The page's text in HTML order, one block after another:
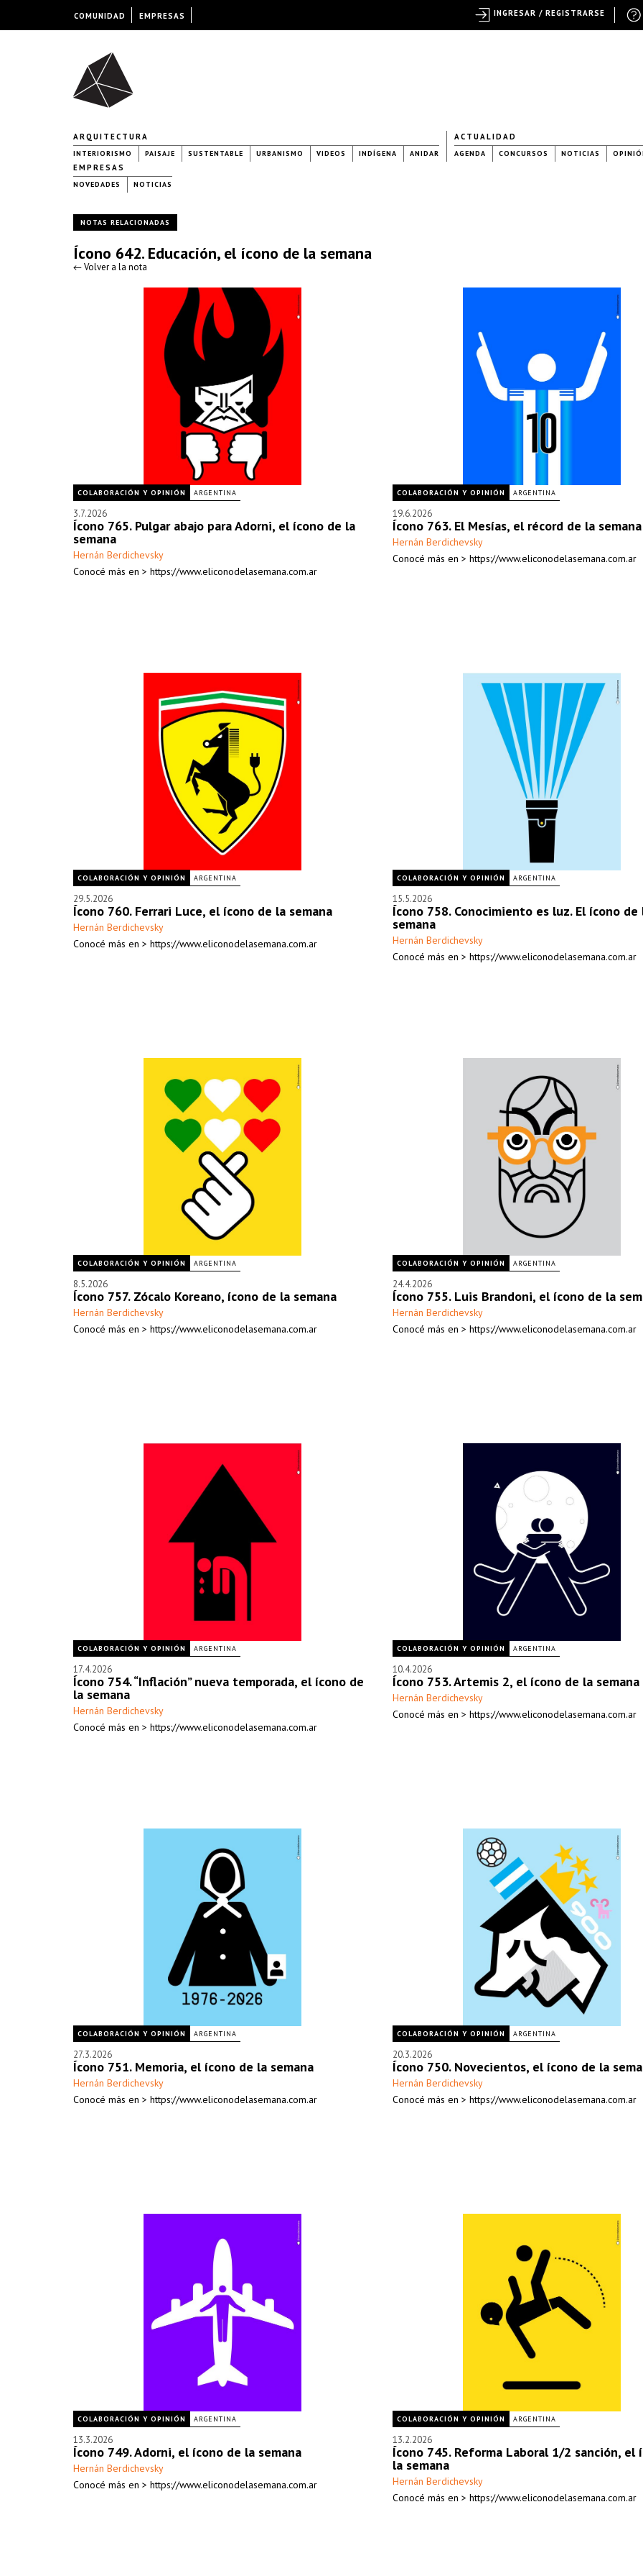
ARQUITECTURA
INTERIORISMO PAISAJE SUSTENTABLE URBANISMO VIDEOS INDÍGENA ANIDAR
ACTUALIDAD
AGENDA CONCURSOS NOTICIAS
EMPRESAS
NOVEDADES NOTICIAS
NOTAS RELACIONADAS
Ícono 642. Educación, el ícono de la semana
← Volver a la nota
COLABORACIÓN Y OPINIÓN ARGENTINA
3.7.2026
Ícono 765. Pulgar abajo para Adorni, el ícono de la
semana
Hernán Berdichevsky
Conocé más en > https://www.eliconodelasemana.com.ar
COLABORACIÓN Y OPINIÓN ARGENTINA
19.6.2026
Ícono 763. El Mesías, el récord de la semana
Hernán Berdichevsky
Conocé más en > https://www.eliconodelasemana.com.ar
COLABORACIÓN Y OPINIÓN ARGENTINA
29.5.2026
Ícono 760. Ferrari Luce, el ícono de la semana
Hernán Berdichevsky
Conocé más en > https://www.eliconodelasemana.com.ar
COLABORACIÓN Y OPINIÓN ARGENTINA
15.5.2026
Ícono 758. Conocimiento es luz. El ícono de
semana
Hernán Berdichevsky
Conocé más en > https://www.eliconodelasemana.com.ar
COLABORACIÓN Y OPINIÓN ARGENTINA
8.5.2026
Ícono 757. Zócalo Koreano, ícono de la semana
Hernán Berdichevsky
Conocé más en > https://www.eliconodelasemana.com.ar
COLABORACIÓN Y OPINIÓN ARGENTINA
24.4.2026
Ícono 755. Luis Brandoni, el ícono de la
Hernán Berdichevsky
Conocé más en > https://www.eliconodelasemana.com.ar
COLABORACIÓN Y OPINIÓN ARGENTINA
17.4.2026
Ícono 754. “Inflación” nueva temporada, el ícono de
la semana
Hernán Berdichevsky
Conocé más en > https://www.eliconodelasemana.com.ar
COLABORACIÓN Y OPINIÓN ARGENTINA
10.4.2026
Ícono 753. Artemis 2, el ícono de la semana
Hernán Berdichevsky
Conocé más en > https://www.eliconodelasemana.com.ar
COLABORACIÓN Y OPINIÓN ARGENTINA
27.3.2026
Ícono 751. Memoria, el ícono de la semana
Hernán Berdichevsky
Conocé más en > https://www.eliconodelasemana.com.ar
COLABORACIÓN Y OPINIÓN ARGENTINA
20.3.2026
Ícono 750. Novecientos, el ícono de la
Hernán Berdichevsky
Conocé más en > https://www.eliconodelasemana.com.ar
COLABORACIÓN Y OPINIÓN ARGENTINA
13.3.2026
Ícono 749. Adorni, el ícono de la semana
Hernán Berdichevsky
Conocé más en > https://www.eliconodelasemana.com.ar
COLABORACIÓN Y OPINIÓN ARGENTINA
13.2.2026
Ícono 745. Reforma Laboral 1/2 sanción, el
la semana
Hernán Berdichevsky
Conocé más en > https://www.eliconodelasemana.com.ar
COMUNIDAD EMPRESAS INGRESAR / REGISTRARSE